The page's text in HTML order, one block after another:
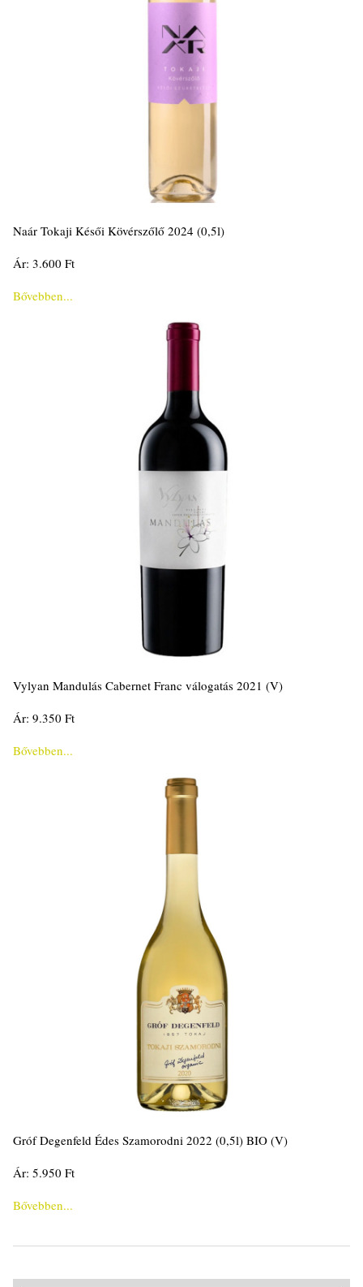
Naár Tokaji Késői Kövérszőlő 2024 (0,5l)
Ár: 3.600 Ft
Bővebben...
Vylyan Mandulás Cabernet Franc válogatás 2021 (V)
Ár: 9.350 Ft
Bővebben...
Gróf Degenfeld Édes Szamorodni 2022 (0,5l) BIO (V)
Ár: 5.950 Ft
Bővebben...